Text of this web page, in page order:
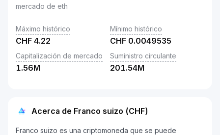
mercado de eth
Máximo histórico
CHF 4.22
Mínimo histórico
CHF 0.0049535
Capitalización de mercado
1.56M
Suministro circulante
201.54M
Acerca de Franco suizo (CHF)
Franco suizo es una criptomoneda que se puede